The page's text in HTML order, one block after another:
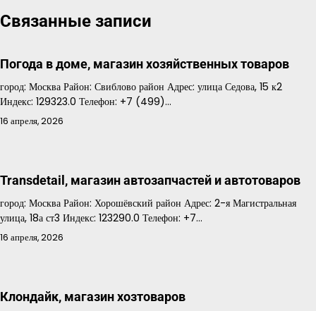
по
Связанные записи
Погода в доме, магазин хозяйственных товаров
город: Москва Район: Свиблово район Адрес: улица Седова, 15 к2
Индекс: 129323.0 Телефон: +7 (499)…
16 апреля, 2026
Transdetail, магазин автозапчастей и автотоваров
город: Москва Район: Хорошёвский район Адрес: 2-я Магистральная
улица, 18а ст3 Индекс: 123290.0 Телефон: +7…
16 апреля, 2026
Клондайк, магазин хозтоваров